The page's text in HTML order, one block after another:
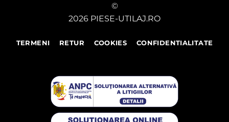
©
2026 PIESE-UTILAJ.RO
TERMENI RETUR COOKIES CONFIDENTIALITATE